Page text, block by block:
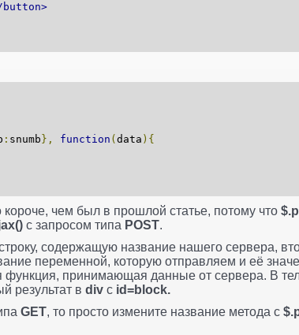
button>
: snumb }, function ( data ){
короче, чем был в прошлой статье, потому что
с запросом типа POST.
содержащую название нашего сервера,
переменной, которую отправляем и её
функция, принимающая данные от сервера. В
результат в div с id=block.
GET, то просто измените название метода с